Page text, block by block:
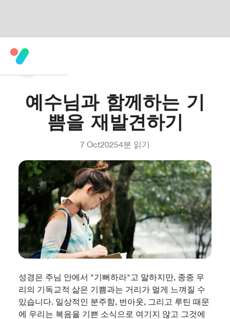
예수님과 함께하는 기
쁨을 재발견하기
7 Oct20254분 읽기
성경은 주님 안에서 "기뻐하라"고 말하지만, 종종 우
리의 기독교적 삶은 기쁨과는 거리가 멀게 느껴질 수
있습니다. 일상적인 분주함, 번아웃, 그리고 루틴 때문
에 우리는 복음을 기쁜 소식으로 여기지 않고 그것에